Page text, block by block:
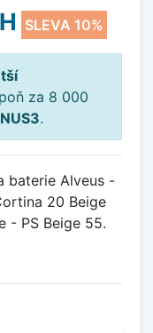
SLEVA 10%
za 8 000
.
baterie Alveus -
20 Beige
- PS Beige 55.